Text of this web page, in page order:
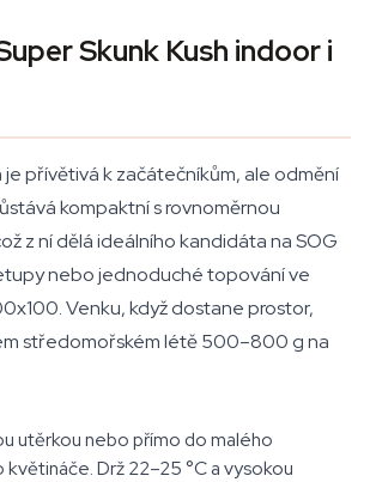
Skunk Kush indoor i
je přívětivá k začátečníkům, ale odmění
kompaktní s rovnoměrnou
z ní dělá ideálního kandidáta na SOG
nebo jednoduché topování ve
Venku, když dostane prostor,
středomořském létě 500–800 g na
utěrkou nebo přímo do malého
Drž 22–25 °C a vysokou